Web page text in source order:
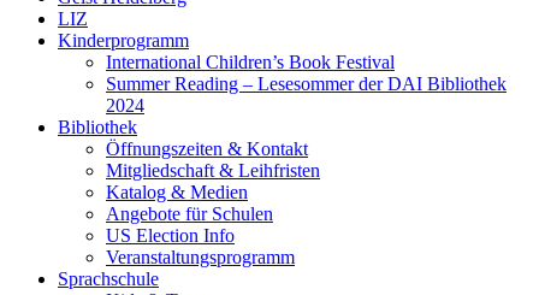
LIZ
Kinderprogramm
International Children’s Book Festival
Summer Reading – Lesesommer der DAI Bibliothek
2024
Bibliothek
Öffnungszeiten & Kontakt
Mitgliedschaft & Leihfristen
Katalog & Medien
Angebote für Schulen
US Election Info
Veranstaltungsprogramm
Sprachschule